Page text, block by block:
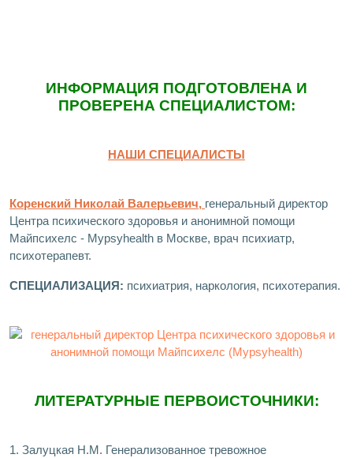
ИНФОРМАЦИЯ ПОДГОТОВЛЕНА И
ПРОВЕРЕНА СПЕЦИАЛИСТОМ:
НАШИ СПЕЦИАЛИСТЫ
Коренский Николай Валерьевич, генеральный директор
Центра психического здоровья и анонимной помощи
Майпсихелс - Mypsyhealth в Москве, врач психиатр,
психотерапевт.
СПЕЦИАЛИЗАЦИЯ: психиатрия, наркология, психотерапия.
ЛИТЕРАТУРНЫЕ ПЕРВОИСТОЧНИКИ:
1. Залуцкая Н.М. Генерализованное тревожное